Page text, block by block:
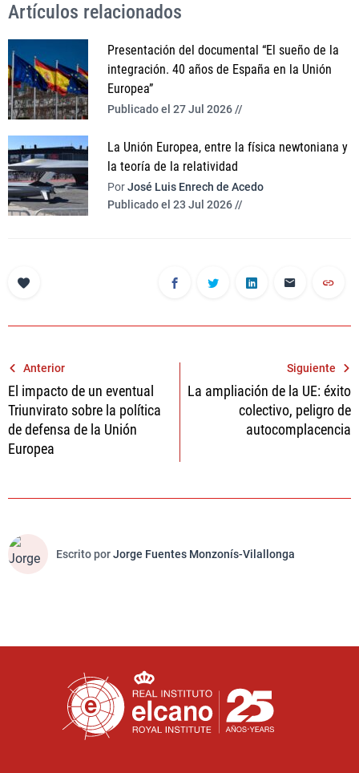
Artículos relacionados
Presentación del documental “El sueño de la
integración. 40 años de España en la Unión
Europea”
Publicado el 27 Jul 2026 //
La Unión Europea, entre la física newtoniana y
la teoría de la relatividad
PorJosé Luis Enrech de Acedo
Publicado el 23 Jul 2026 //
Navegación
de
entradas
Anterior
El impacto de un eventual
Triunvirato sobre la política
de defensa de la Unión
Europea
Siguiente
La ampliación de la UE: éxito
colectivo, peligro de
autocomplacencia
Escrito porJorge Fuentes Monzonís-Vilallonga